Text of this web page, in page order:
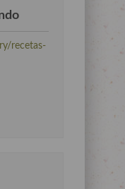
recetas-